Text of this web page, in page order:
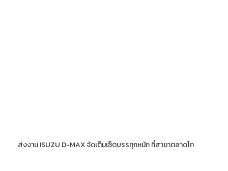
ส่งงาน ISUZU D-MAX จัดเต็มเซ็ตบรรทุกหนัก ที่สาขาตลาดไท